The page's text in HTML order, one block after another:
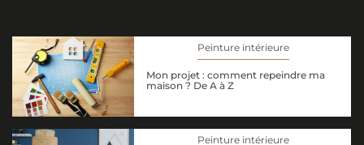
Peinture intérieure
Mon projet : comment repeindre ma
maison ? De A à Z
Peinture intérieure